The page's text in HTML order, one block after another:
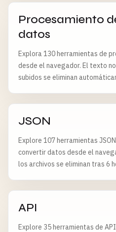
Procesamiento
datos
Explora 130 herramientas de
desde el navegador. El texto
subidos se eliminan
JSON
Explore 107 herramientas
convertir datos desde el
los archivos se eliminan tras 6
API
Explore 35 herramientas de